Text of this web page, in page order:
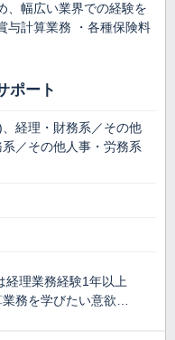
、幅広い業界での経験を
与計算業務 ・各種保険料
ポート
経理・財務系／その他
／その他人事・労務系
経理業務経験1年以上
務を学びたい意欲…